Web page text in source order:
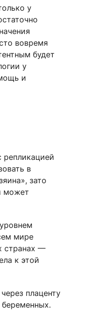
у
вовремя
будет
у
и
репликацией
в
зато
может
мире
странах —
к этой
плаценту